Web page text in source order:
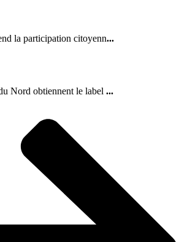
la participation citoyenn...
Nord obtiennent le label ...